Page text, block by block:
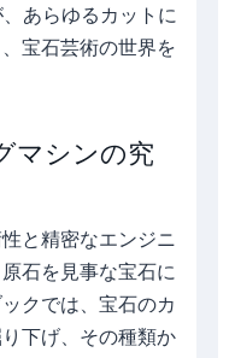
あらゆるカットに
宝石芸術の世界を
マシンの究
と精密なエンジニ
石を見事な宝石に
クでは、宝石のカ
下げ、その種類か